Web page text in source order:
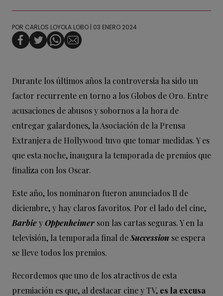
POR CARLOS LOYOLA LOBO | 03 ENERO 2024
Durante los últimos años la controversia ha sido un
factor recurrente en torno a los Globos de Oro. Entre
acusaciones de abusos y sobornos a la hora de
entregar galardones, la Asociación de la Prensa
Extranjera de Hollywood tuvo que tomar medidas. Y es
que esta noche, inaugura la temporada de premios que
finaliza con los Oscar.
Este año, los nominaron fueron anunciados 11 de
diciembre, y hay claros favoritos. Por el lado del cine,
BarbieyOppenheimer son las cartas seguras. Y en la
televisión, la temporada final deSuccession se espera
se lleve todos los premios.
Recordemos que uno de los atractivos de esta
premiación es que, al destacar cine y TV, es la excusa